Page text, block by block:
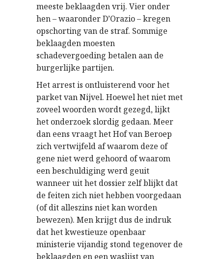
meeste beklaagden vrij. Vier onder
hen – waaronder D’Orazio – kregen
opschorting van de straf. Sommige
beklaagden moesten
schadevergoeding betalen aan de
burgerlijke partijen.
Het arrest is ontluisterend voor het
parket van Nijvel. Hoewel het niet met
zoveel woorden wordt gezegd, lijkt
het onderzoek slordig gedaan. Meer
dan eens vraagt het Hof van Beroep
zich vertwijfeld af waarom deze of
gene niet werd gehoord of waarom
een beschuldiging werd geuit
wanneer uit het dossier zelf blijkt dat
de feiten zich niet hebben voorgedaan
(of dit alleszins niet kan worden
bewezen). Men krijgt dus de indruk
dat het kwestieuze openbaar
ministerie vijandig stond tegenover de
beklaagden en een waslijst van